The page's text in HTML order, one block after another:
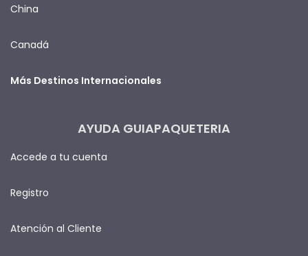
China
Canadá
Más Destinos Internacionales
AYUDA GUIAPAQUETERIA
Accede a tu cuenta
Registro
Atención al Cliente